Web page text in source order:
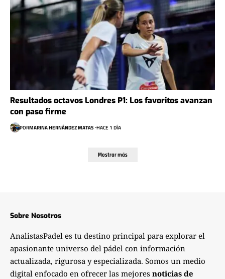
Resultados octavos Londres P1: Los favoritos avanzan
con paso firme
PORMARINA HERNÁNDEZ MATAS HACE 1 DÍA
Mostrar más
Sobre Nosotros
AnalistasPadel es tu destino principal para explorar el
apasionante universo del pádel con información
actualizada, rigurosa y especializada. Somos un medio
digital enfocado en ofrecer las mejores noticias de